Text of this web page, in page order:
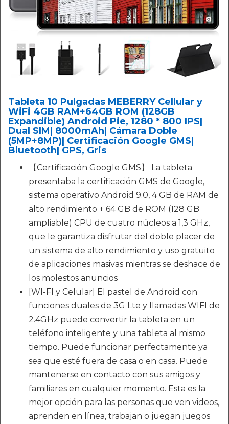
Tableta 10 Pulgadas MEBERRY Cellular y
WiFi 4GB RAM+64GB ROM (128GB
Expandible) Android Pie, 1280 * 800 IPS|
Dual SIM| 8000mAh| Cámara Doble
(5MP+8MP)| Certificación Google GMS|
Bluetooth| GPS, Gris
【Certificación Google GMS】 La tableta
presentaba la certificación GMS de Google,
sistema operativo Android 9.0, 4 GB de RAM de
alto rendimiento + 64 GB de ROM (128 GB
ampliable) CPU de cuatro núcleos a 1,3 GHz,
que le garantiza disfrutar del doble placer de
un sistema de alto rendimiento y uso gratuito
de aplicaciones masivas mientras se deshace de
los molestos anuncios
[WI-FI y Celular] El pastel de Android con
funciones duales de 3G Lte y llamadas WIFI de
2.4GHz puede convertir la tableta en un
teléfono inteligente y una tableta al mismo
tiempo. Puede funcionar perfectamente ya
sea que esté fuera de casa o en casa. Puede
mantenerse en contacto con sus amigos y
familiares en cualquier momento. Esta es la
mejor opción para las personas que ven videos,
aprenden en línea, trabajan o juegan juegos